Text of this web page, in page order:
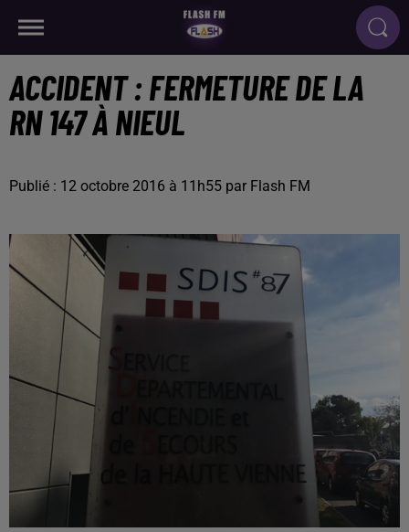
ACCIDENT : FERMETURE DE LA
RN 147 À NIEUL
Publié : 12 octobre 2016 à 11h55 par Flash FM